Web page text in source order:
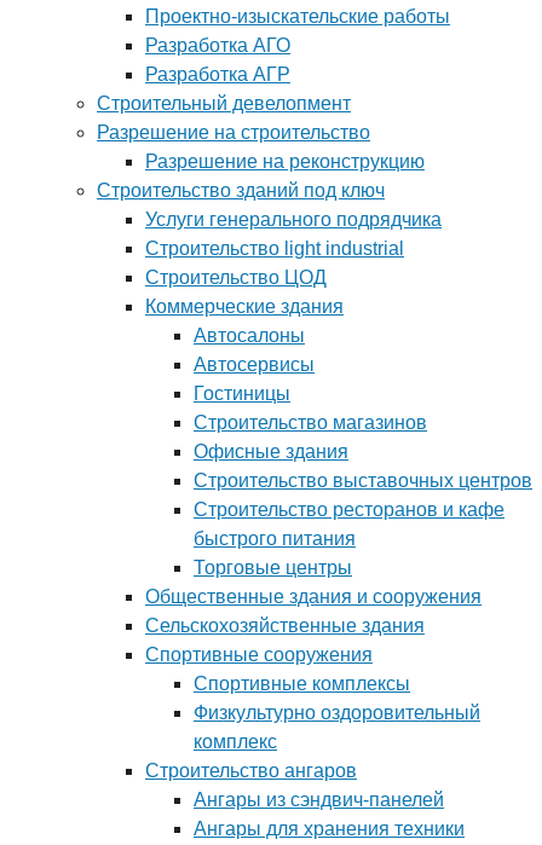
Проектно-изыскательские работы
Разработка АГО
Разработка АГР
Строительный девелопмент
Разрешение на строительство
Разрешение на реконструкцию
Строительство зданий под ключ
Услуги генерального подрядчика
Строительство light industrial
Строительство ЦОД
Коммерческие здания
Автосалоны
Автосервисы
Гостиницы
Строительство магазинов
Офисные здания
Строительство выставочных центров
Строительство ресторанов и кафе
быстрого питания
Торговые центры
Общественные здания и сооружения
Сельскохозяйственные здания
Спортивные сооружения
Спортивные комплексы
Физкультурно оздоровительный
комплекс
Строительство ангаров
Ангары из сэндвич-панелей
Ангары для хранения техники